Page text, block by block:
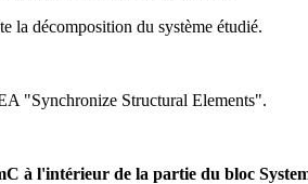
la décomposition du système étudié.
"Synchronize Structural Elements".
à l'intérieur de la partie du bloc